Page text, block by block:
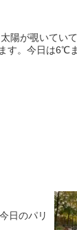
陽が覗いてい
す。今日は6℃
今日のパリ